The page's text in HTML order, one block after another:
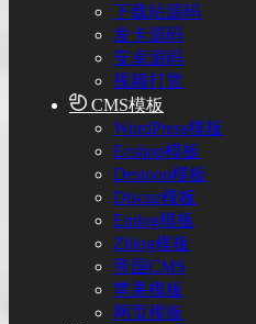
下载站源码
发卡源码
安卓源码
视频打赏
CMS模板
WordPress模板
Ecshop模板
Destoon模板
Discuz模板
Emlog模板
Zblog模板
帝国CMS
苹果模板
网页模板